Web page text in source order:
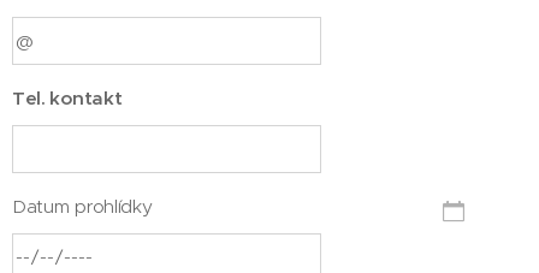
Tel. kontakt
Datum prohlídky